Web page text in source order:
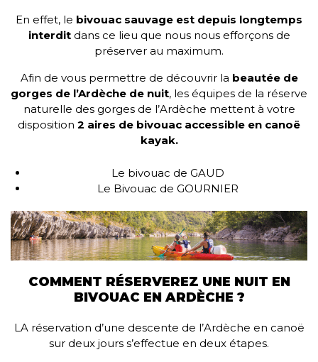
En effet, le bivouac sauvage est depuis longtemps
interditdans ce lieu que nous nous efforçons de
préserver au maximum.
Afin de vous permettre de découvrir la beautée de
gorges de l’Ardèche de nuit, les équipes de la réserve
naturelle des gorges de l’Ardèche mettent à votre
disposition 2 aires de bivouac accessible en canoë
kayak.
Le bivouac de GAUD
Le Bivouac de GOURNIER
COMMENT RÉSERVEREZ UNE NUIT EN
BIVOUAC EN ARDÈCHE ?
LA réservation d’une descente de l’Ardèche en canoë
sur deux jours s’effectue en deux étapes.